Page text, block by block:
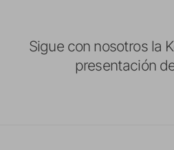
Sigue con nosotros la
presentación